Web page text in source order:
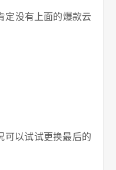
定没有上面的爆款云
可以试试更换最后的